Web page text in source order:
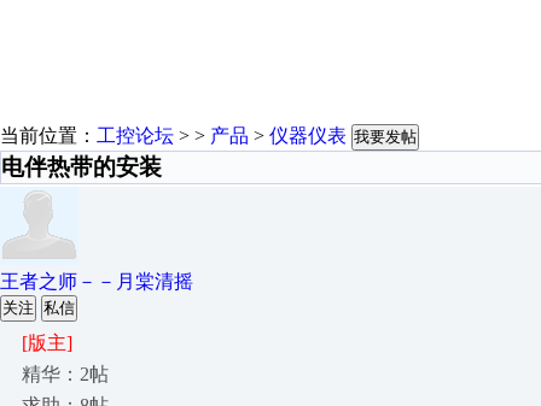
当前位置： 工控论坛 > > 产品 > 仪器仪表 我要发帖
电伴热带的安装
王者之师－－月棠清摇
关注 私信
[版主]
精华：2帖